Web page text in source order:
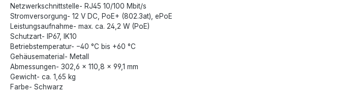
Netzwerkschnittstelle- RJ45 10/100 Mbit/s
Stromversorgung- 12 V DC, PoE+ (802.3at), ePoE
Leistungsaufnahme- max. ca. 24,2 W (PoE)
Schutzart- IP67, IK10
Betriebstemperatur- −40 °C bis +60 °C
Gehäusematerial- Metall
Abmessungen- 302,6 × 110,8 × 99,1 mm
Gewicht- ca. 1,65 kg
Farbe- Schwarz